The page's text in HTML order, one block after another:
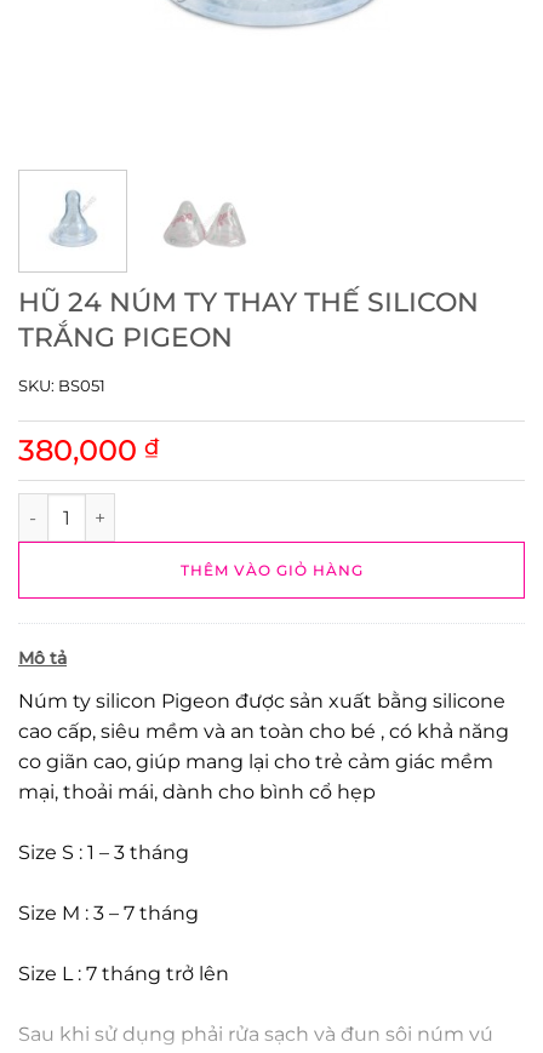
HŨ 24 NÚM TY THAY THẾ SILICON
TRẮNG PIGEON
380,000 ₫
HŨ 24 NÚM TY THAY THẾ SILICON TRẮNG PIGEON số lượng
THÊM VÀO GIỎ HÀNG
SKU: BS051
Mô tả
Núm ty silicon Pigeon được sản xuất bằng silicone
cao cấp, siêu mềm và an toàn cho bé , có khả năng
co giãn cao, giúp mang lại cho trẻ cảm giác mềm
mại, thoải mái, dành cho bình cổ hẹp
Size S : 1 – 3 tháng
Size M : 3 – 7 tháng
Size L : 7 tháng trở lên
Sau khi sử dụng phải rửa sạch và đun sôi núm vú